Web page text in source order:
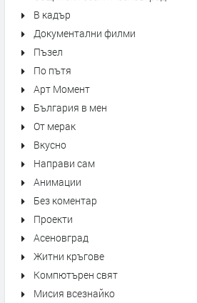
В кадър
Документални филми
Пъзел
По пътя
Арт Момент
България в мен
От мерак
Вкусно
Направи сам
Анимации
Без коментар
Проекти
Асеновград
Житни кръгове
Компютърен свят
Мисия всезнайко